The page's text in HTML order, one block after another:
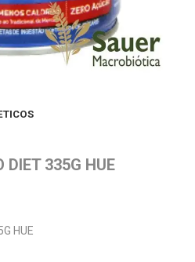
DIET 335G HUE
HUE